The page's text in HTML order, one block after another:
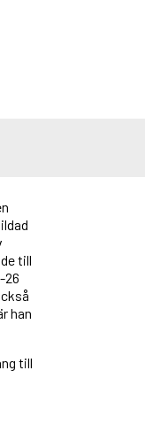
till
26
han
till